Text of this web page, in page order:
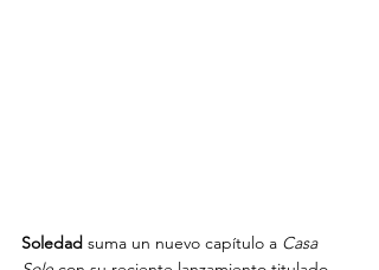
Soledad suma un nuevo capítulo a Casa